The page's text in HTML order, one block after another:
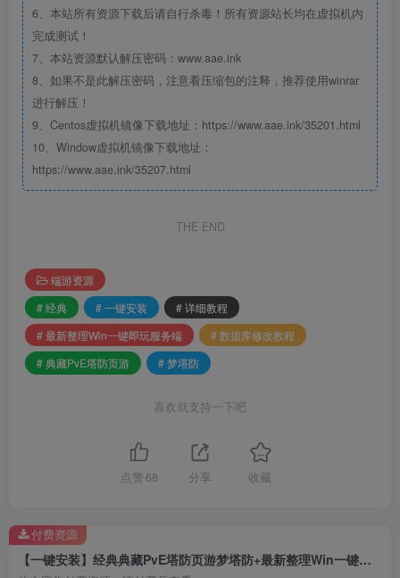
6、本站所有资源下载后请自行杀毒！所有资源站长均在虚拟机内
完成测试！
7、本站资源默认解压密码：www.aae.ink
8、如果不是此解压密码，注意看压缩包的注释，推荐使用winrar
进行解压！
9、Centos虚拟机镜像下载地址：https://www.aae.ink/35201.html
10、Window虚拟机镜像下载地址：
https://www.aae.ink/35207.html
THE END
端游资源
# 经典
# 一键安装
# 详细教程
# 最新整理Win一键即玩服务端
# 数据库修改教程
# 典藏PvE塔防页游
# 梦塔防
喜欢就支持一下吧
点赞 68 分享 收藏
【一键安装】经典典藏PvE塔防页游梦塔防+最新整理Win一键即玩服务端+详细教程+数据库修改教程
付费资源